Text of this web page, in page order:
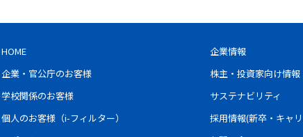
HOME
企業・官公庁のお客様
学校関係のお客様
個人のお客様（i-フィルター）
企業情報
株主・投資家向け情報
サステナビリティ
採用情報(新卒・キャ